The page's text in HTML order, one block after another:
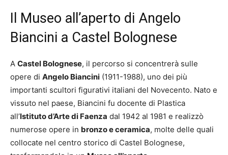
Il Museo all’aperto di Angelo
Biancini a Castel Bolognese
A Castel Bolognese, il percorso si concentrerà sulle
opere di Angelo Biancini (1911-1988), uno dei più
importanti scultori figurativi italiani del Novecento. Nato e
vissuto nel paese, Biancini fu docente di Plastica
all’Istituto d’Arte di Faenza dal 1942 al 1981 e realizzò
numerose opere in bronzo e ceramica, molte delle quali
collocate nel centro storico di Castel Bolognese,